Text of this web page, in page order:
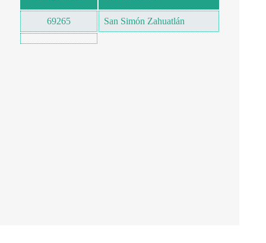
69265 San Simón Zahuatlán